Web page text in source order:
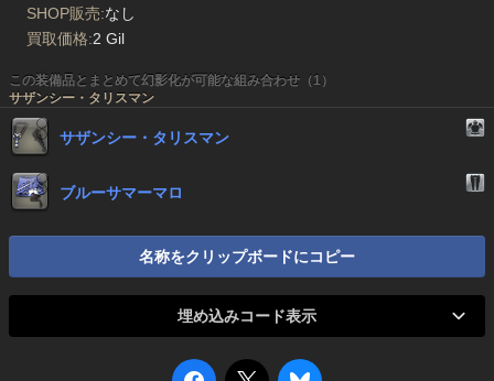
SHOP販売:なし
買取価格:2 Gil
この装備品とまとめて幻影化が可能な組み合わせ（1）
サザンシー・タリスマン
サザンシー・タリスマン
ブルーサマーマロ
名称をクリップボードにコピー
埋め込みコード表示